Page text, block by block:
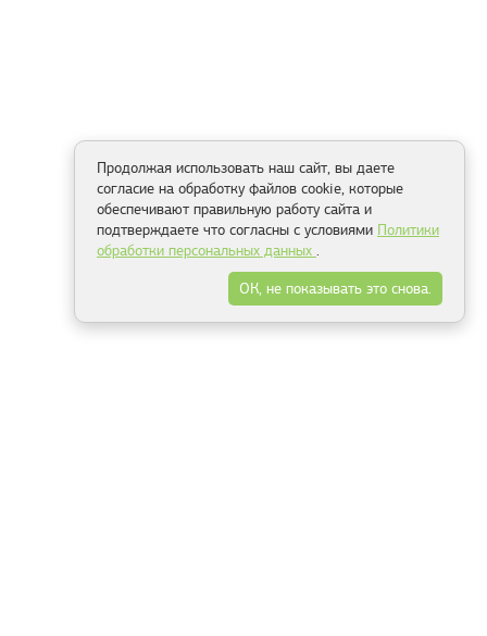
Продолжая использовать наш сайт, вы даете
согласие на обработку файлов cookie, которые
обеспечивают правильную работу сайта и
подтверждаете что согласны с условиями Политики
обработки персональных данных .
ОК, не показывать это снова.